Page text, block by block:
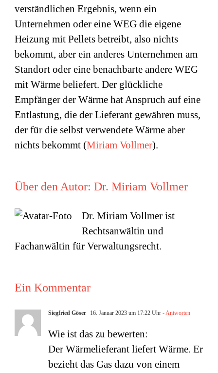
verständlichen Ergebnis, wenn ein
Unternehmen oder eine WEG die eigene
Heizung mit Pellets betreibt, also nichts
bekommt, aber ein anderes Unternehmen am
Standort oder eine benachbarte andere WEG
mit Wärme beliefert. Der glückliche
Empfänger der Wärme hat Anspruch auf eine
Entlastung, die der Lieferant gewähren muss,
der für die selbst verwendete Wärme aber
nichts bekommt (Miriam Vollmer).
Über den Autor: Dr. Miriam Vollmer
Dr. Miriam Vollmer ist
Rechtsanwältin und
Fachanwältin für Verwaltungsrecht.
Ein Kommentar
Siegfried Göser 16. Januar 2023 um 17:22 Uhr - Antworten
Wie ist das zu bewerten:
Der Wärmelieferant liefert Wärme. Er
bezieht das Gas dazu von einem